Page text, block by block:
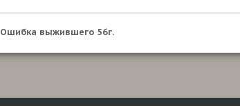
Ошибка выжившего 56г.